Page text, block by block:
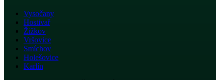
Vysočany
Hostivař
Žižkov
Vršovice
Smíchov
Holešovice
Karlín